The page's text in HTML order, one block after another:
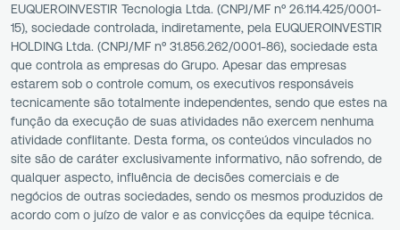
EUQUEROINVESTIR Tecnologia Ltda. (CNPJ/MF nº 26.114.425/0001-
15), sociedade controlada, indiretamente, pela EUQUEROINVESTIR
HOLDING Ltda. (CNPJ/MF nº 31.856.262/0001-86), sociedade esta
que controla as empresas do Grupo. Apesar das empresas
estarem sob o controle comum, os executivos responsáveis
tecnicamente são totalmente independentes, sendo que estes na
função da execução de suas atividades não exercem nenhuma
atividade conflitante. Desta forma, os conteúdos vinculados no
site são de caráter exclusivamente informativo, não sofrendo, de
qualquer aspecto, influência de decisões comerciais e de
negócios de outras sociedades, sendo os mesmos produzidos de
acordo com o juízo de valor e as convicções da equipe técnica.